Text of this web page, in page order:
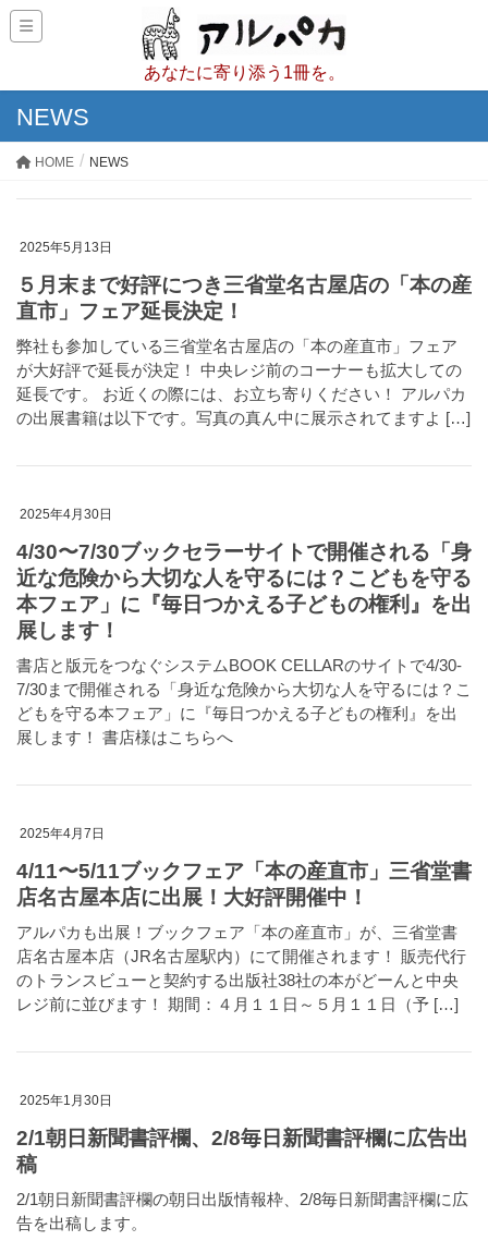
あなたに寄り添う1冊を。
NEWS
HOME NEWS
2025年5月13日
５月末まで好評につき三省堂名古屋店の「本の産
直市」フェア延長決定！
弊社も参加している三省堂名古屋店の「本の産直市」フェア
が大好評で延長が決定！ 中央レジ前のコーナーも拡大しての
延長です。 お近くの際には、お立ち寄りください！ アルパカ
の出展書籍は以下です。写真の真ん中に展示されてますよ […]
2025年4月30日
4/30〜7/30ブックセラーサイトで開催される「身
近な危険から大切な人を守るには？こどもを守る
本フェア」に『毎日つかえる子どもの権利』を出
展します！
書店と版元をつなぐシステムBOOK CELLARのサイトで4/30-
7/30まで開催される「身近な危険から大切な人を守るには？こ
どもを守る本フェア」に『毎日つかえる子どもの権利』を出
展します！ 書店様はこちらへ
2025年4月7日
4/11〜5/11ブックフェア「本の産直市」三省堂書
店名古屋本店に出展！大好評開催中！
アルパカも出展！ブックフェア「本の産直市」が、三省堂書
店名古屋本店（JR名古屋駅内）にて開催されます！ 販売代行
のトランスビューと契約する出版社38社の本がどーんと中央
レジ前に並びます！ 期間：４月１１日～５月１１日（予 […]
2025年1月30日
2/1朝日新聞書評欄、2/8毎日新聞書評欄に広告出
稿
2/1朝日新聞書評欄の朝日出版情報枠、2/8毎日新聞書評欄に広
告を出稿します。